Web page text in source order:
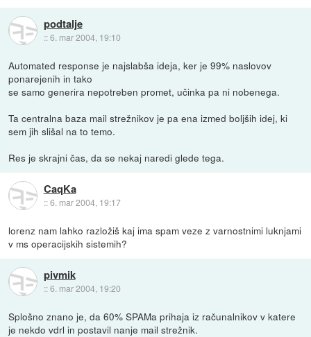
podtalje
::6. mar 2004, 19:10
Automated response je najslabša ideja, ker je 99% naslovov
ponarejenih in tako
se samo generira nepotreben promet, učinka pa ni nobenega.
Ta centralna baza mail strežnikov je pa ena izmed boljših idej, ki
sem jih slišal na to temo.
Res je skrajni čas, da se nekaj naredi glede tega.
CaqKa
::6. mar 2004, 19:17
lorenz nam lahko razložiš kaj ima spam veze z varnostnimi luknjami
v ms operacijskih sistemih?
pivmik
::6. mar 2004, 19:20
Splošno znano je, da 60% SPAMa prihaja iz računalnikov v katere
je nekdo vdrl in postavil nanje mail strežnik.